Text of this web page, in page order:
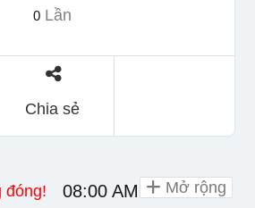
0Lần
Chia sẻ
đóng! 08:00 AM - 05:00 PM
Mở rộng